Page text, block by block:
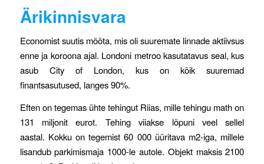
Ärikinnisvara
Economist suutis mõõta, mis oli suuremate linnade aktiivsus
enne ja koroona ajal. Londoni metroo kasutatavus seal, kus
asub City of London, kus on kõik suuremad
finantsasutused, langes 90%.
Eften on tegemas ühte tehingut Riias, mille tehingu math on
131 miljonit eurot. Tehing viiakse lõpuni veel sellel
aastal. Kokku on tegemist 60 000 üüritava m2-iga, millele
lisandub parkimismaja 1000-le autole. Objekt maksis 2100